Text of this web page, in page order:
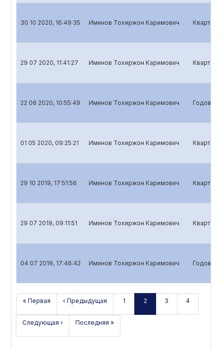
30 10 2020, 16:49:35 Иминов Тохиржон Каримович
29 07 2020, 11:41:27 Иминов Тохиржон Каримович
22 06 2020, 10:55:49 Иминов Тохиржон Каримович Годовой
01 05 2020, 09:25:21 Иминов Тохиржон Каримович
29 10 2019, 17:51:56 Иминов Тохиржон Каримович
29 07 2019, 09:11:51 Иминов Тохиржон Каримович
04 07 2019, 17:46:42 Иминов Тохиржон Каримович Годовой
« Первая ‹ Предыдущая 1 2 3 4
Следующая › Последняя »